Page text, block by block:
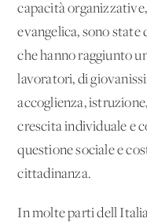
capacità
evangelica, sono
che hanno raggiunto
lavoratori, di
accoglienza,
crescita individuale e
questione sociale e
cittadinanza.
In molte parti